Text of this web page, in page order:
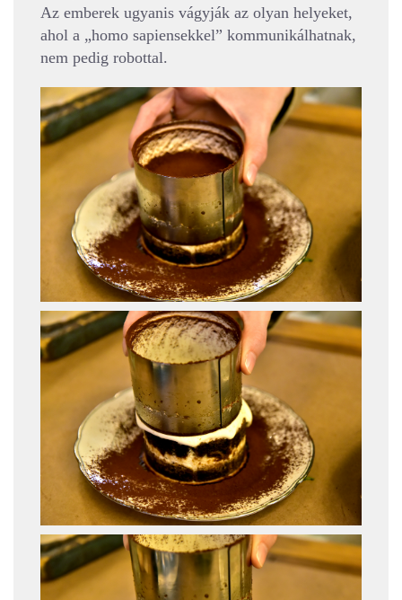
Az emberek ugyanis vágyják az olyan helyeket,
ahol a „homo sapiensekkel” kommunikálhatnak,
nem pedig robottal.